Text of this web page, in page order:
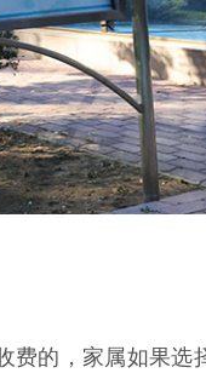
费的，家属如果选